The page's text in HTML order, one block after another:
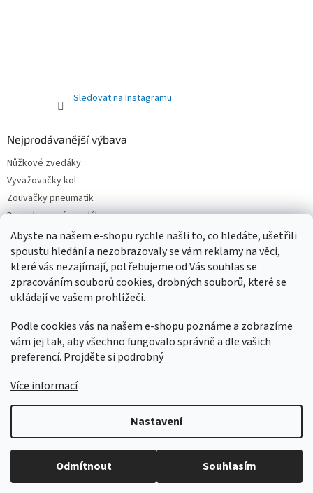
Abyste na našem e-shopu rychle našli to, co hledáte, ušetřili
spoustu hledání a nezobrazovaly se vám reklamy na věci,
které vás nezajímají, potřebujeme od Vás souhlas se
zpracováním souborů cookies, drobných souborů, které se
ukládají ve vašem prohlížeči.
Podle cookies vás na našem e-shopu poznáme a zobrazíme
vám jej tak, aby všechno fungovalo správně a dle vašich
preferencí. Projděte si podrobný
Více informací
Nastavení
Odmítnout Souhlasím
Sledovat na Instagramu
Nejprodávanější výbava
Nůžkové zvedáky
Vyvažovačky kol
Zouvačky pneumatik
Dvousloupové zvedáky
Pneuservisní sety
Čtyřsloupové zvedáky
Jednosloupové zvedáky
Copyright 2026AUTOSERVIS PARTNER CZ SK. Všechna práva